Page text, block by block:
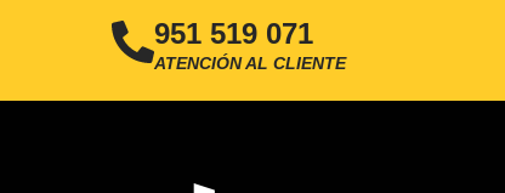
951 519 071
ATENCIÓN AL CLIENTE